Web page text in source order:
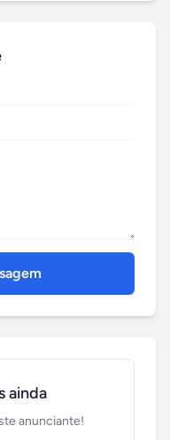
ainda
anunciante!